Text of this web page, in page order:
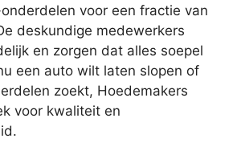
voor een fractie van
deskundige medewerkers
en zorgen dat alles soepel
een auto wilt laten slopen of
zoekt, Hoedemakers
voor kwaliteit en